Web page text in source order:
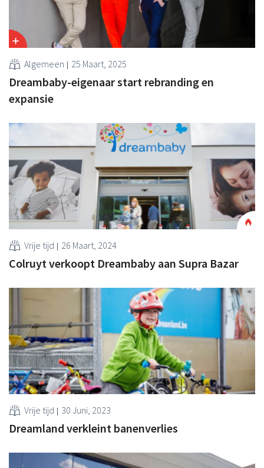
Algemeen 25 Maart, 2025
Dreambaby-eigenaar start rebranding en
expansie
Vrije tijd 26 Maart, 2024
Colruyt verkoopt Dreambaby aan Supra Bazar
Vrije tijd 30 Juni, 2023
Dreamland verkleint banenverlies